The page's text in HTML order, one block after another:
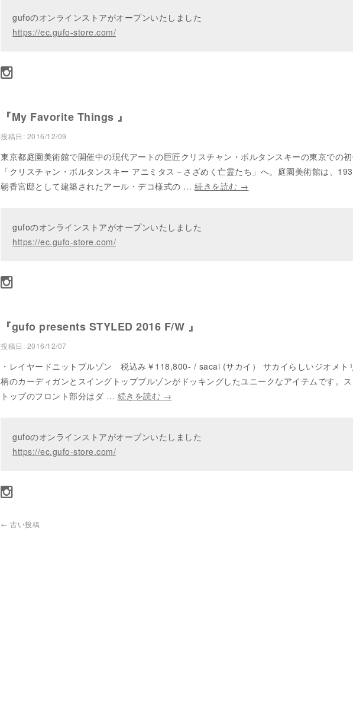
gufoのオンラインストアがオープンいたしました
https://ec.gufo-store.com/
『My Favorite Things 』
投稿日: 2016/12/09
東京都庭園美術館で開催中の現代アートの巨匠クリスチャン・ボルタンスキーの東京での
「クリスチャン・ボルタンスキー アニミタス－さざめく亡霊たち」へ。庭園美術館は、
朝香宮邸として建築されたアール・デコ様式の … 続きを読む →
gufoのオンラインストアがオープンいたしました
https://ec.gufo-store.com/
『gufo presents STYLED 2016 F/W 』
投稿日: 2016/12/07
・レイヤードニットブルゾン 税込み￥118,800- / sacai (サカイ） サカイらしいジオメト
柄のカーディガンとスイングトップブルゾンがドッキングしたユニークなアイテムです。
トップのフロント部分はダ … 続きを読む →
gufoのオンラインストアがオープンいたしました
https://ec.gufo-store.com/
← 古い投稿